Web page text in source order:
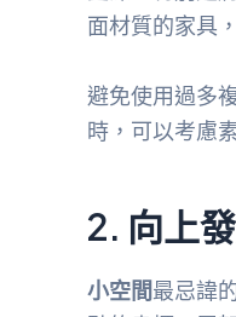
面材質的家具
避免使用過多
時，可以考慮
2. 向上
小空間最忌諱